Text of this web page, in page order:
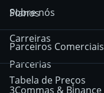
KuCoin
HTX
Bybit
Trading
Position Trading
Day Trading
December 18th 2025
Privacy Notice from
December 29th 2024
Other Legal
Sobre nós
Carreiras
Parcerias
3Commas & Binance
Planos
Parceiros Comerciais
Tabela de Preços